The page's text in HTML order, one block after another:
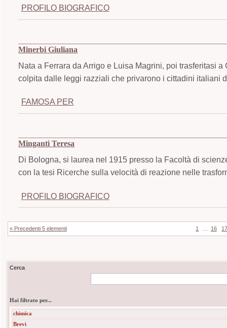
PROFILO BIOGRAFICO
Minerbi Giuliana
Nata a Ferrara da Arrigo e Luisa Magrini, poi trasferitasi
colpita dalle leggi razziali che privarono i cittadini italiani
FAMOSA PER
Minganti Teresa
Di Bologna, si laurea nel 1915 presso la Facoltà di
con la tesi Ricerche sulla velocità di reazione nelle
PROFILO BIOGRAFICO
« Precedenti 5 elementi 1 16
Cerca
Hai filtrato per...
chimica
Brevi